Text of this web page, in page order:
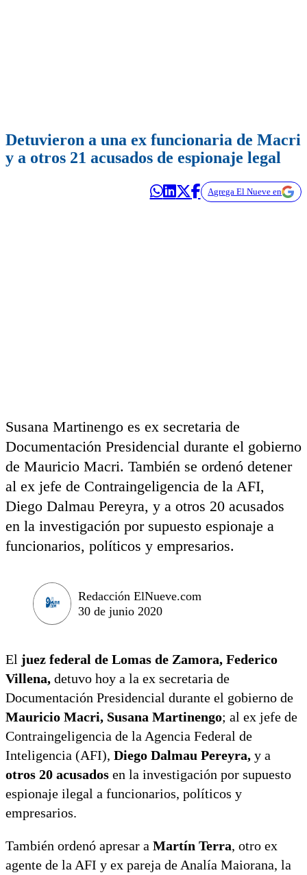
Detuvieron a una ex funcionaria de Macri
y a otros 21 acusados de espionaje legal
Agrega El Nueve en
Susana Martinengo es ex secretaria de
Documentación Presidencial durante el gobierno
de Mauricio Macri. También se ordenó detener
al ex jefe de Contraingeligencia de la AFI,
Diego Dalmau Pereyra, y a otros 20 acusados
en la investigación por supuesto espionaje a
funcionarios, políticos y empresarios.
Redacción ElNueve.com
30 de junio 2020
El juez federal de Lomas de Zamora, Federico
Villena, detuvo hoy a la ex secretaria de
Documentación Presidencial durante el gobierno de
Mauricio Macri, Susana Martinengo; al ex jefe de
Contraingeligencia de la Agencia Federal de
Inteligencia (AFI), Diego Dalmau Pereyra, y a
otros 20 acusados en la investigación por supuesto
espionaje ilegal a funcionarios, políticos y
empresarios.
También ordenó apresar a Martín Terra, otro ex
agente de la AFI y ex pareja de Analía Maiorana, la